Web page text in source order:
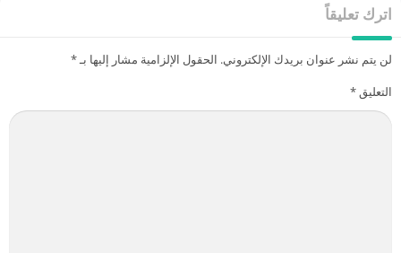
اترك تعليقاً
لن يتم نشر عنوان بريدك الإلكتروني. الحقول الإلزامية مشار إليها بـ*
التعليق*